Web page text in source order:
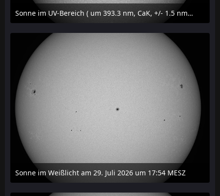
Sonne im UV-Bereich ( um 393.3 nm, CaK, +/- 1.5 nm) am 29. Juli 2026 um 17:59 MESZ
31. Juli 2026 um 20:03
Sonne im Weißlicht am 29. Juli 2026 um 17:54 MESZ
31. Juli 2026 um 20:03